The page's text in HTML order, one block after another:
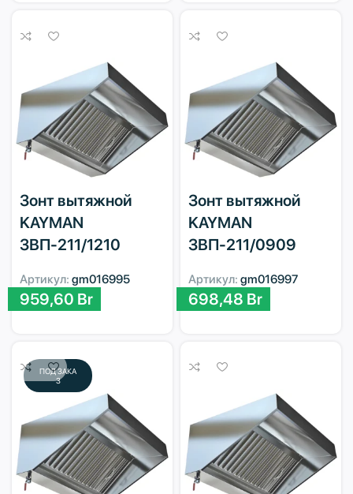
Зонт вытяжной
KAYMAN
ЗВП-211/1210
Артикул: gm016995
959,60 Br
Зонт вытяжной
KAYMAN
ЗВП-211/0909
Артикул: gm016997
698,48 Br
ПОД ЗАКА
З